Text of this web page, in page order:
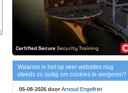
Waarom is het op veel websites nog
steeds zo lastig om cookies te weigeren?
05-08-2026 door Arnoud Engelfriet